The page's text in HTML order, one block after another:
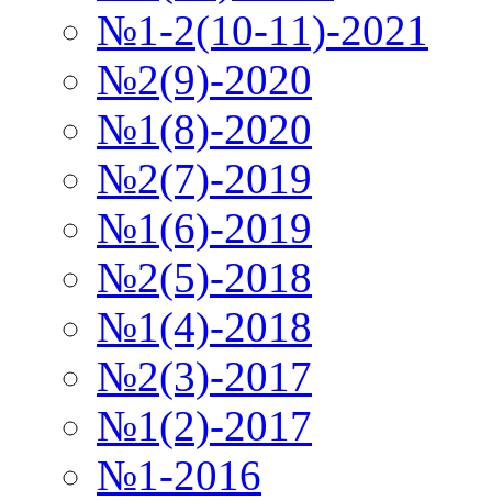
№1-2(10-11)-2021
№2(9)-2020
№1(8)-2020
№2(7)-2019
№1(6)-2019
№2(5)-2018
№1(4)-2018
№2(3)-2017
№1(2)-2017
№1-2016